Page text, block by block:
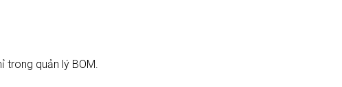
quản lý BOM.